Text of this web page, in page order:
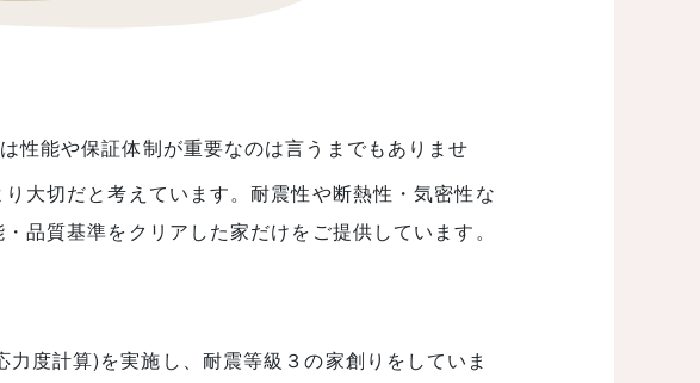
性能や保証体制が重要なのは言うまでもありませ
大切だと考えています。耐震性や断熱性・気密性な
品質基準をクリアした家だけをご提供しています。
度計算)を実施し、耐震等級３の家創りをしていま